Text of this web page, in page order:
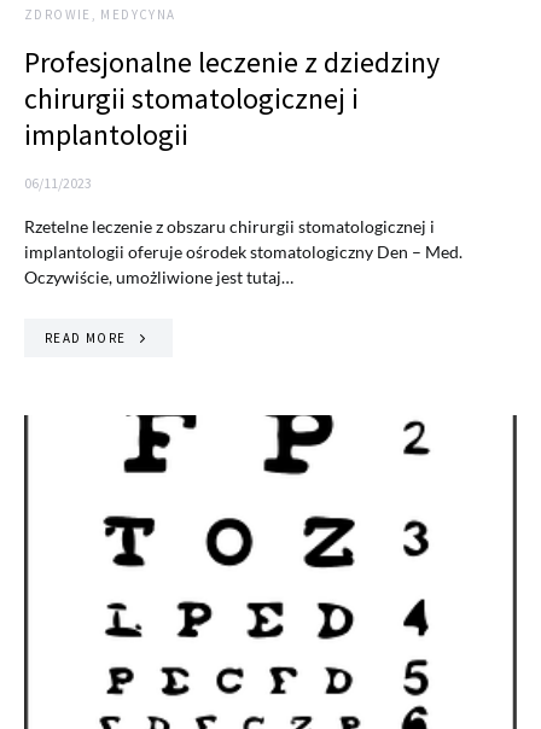
ZDROWIE, MEDYCYNA
Profesjonalne leczenie z dziedziny
chirurgii stomatologicznej i
implantologii
06/11/2023
Rzetelne leczenie z obszaru chirurgii stomatologicznej i
implantologii oferuje ośrodek stomatologiczny Den – Med.
Oczywiście, umożliwione jest tutaj…
READ MORE